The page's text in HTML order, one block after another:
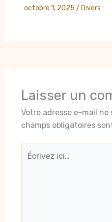
octobre 1, 2025 / Divers
Laisser un
Votre adresse e-mail ne
champs obligatoires
Écrivez